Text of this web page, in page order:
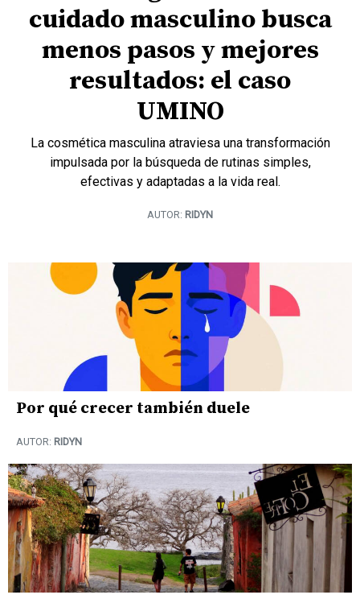
Por qué crecer también duele
AUTOR: RIDYN
cuidado masculino busca
menos pasos y mejores
resultados: el caso
UMINO
La cosmética masculina atraviesa una transformación
impulsada por la búsqueda de rutinas simples,
efectivas y adaptadas a la vida real.
AUTOR: RIDYN